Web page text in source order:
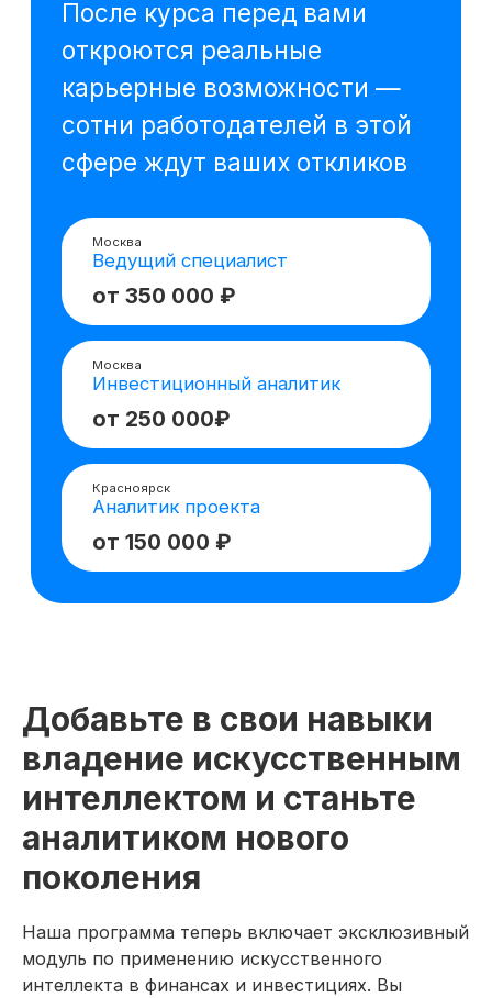
Добавьте в свои навыки
владение искусственным
интеллектом и станьте
аналитиком нового
поколения
Наша программа теперь включает эксклюзивный
модуль по применению искусственного
интеллекта в финансах и инвестициях. Вы